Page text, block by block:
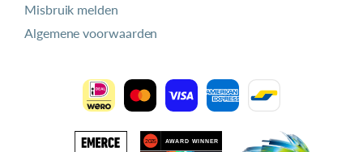
Misbruik melden
Algemene voorwaarden